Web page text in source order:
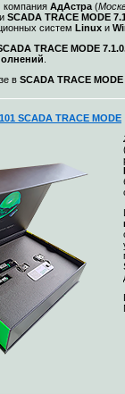
компания АдАстра (
SCADA TRACE MODE
систем Linux и
TRACE MODE
в SCADA TRACE MODE
SCADA TRACE MODE